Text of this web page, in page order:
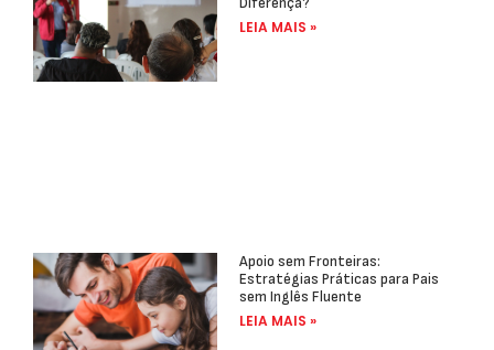
LEIA MAIS »
Apoio sem Fronteiras:
Estratégias Práticas para Pais
sem Inglês Fluente
LEIA MAIS »